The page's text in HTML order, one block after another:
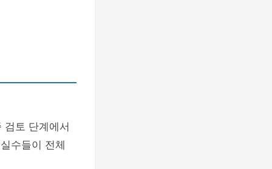
토 단계에서
수들이 전체